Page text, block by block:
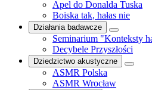
Apel do Donalda Tuska
Boiska tak, hałas nie
Działania badawcze
Seminarium "Konteksty
Decybele Przyszłości
Dziedzictwo akustyczne
ASMR Polska
ASMR Wrocław